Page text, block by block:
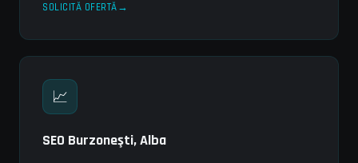
SOLICITĂ OFERTĂ
📈
SEO Burzoneşti, Alba